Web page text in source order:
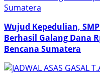
Wujud Kepedulian,
Berhasil Galang Dana
Bencana Sumatera